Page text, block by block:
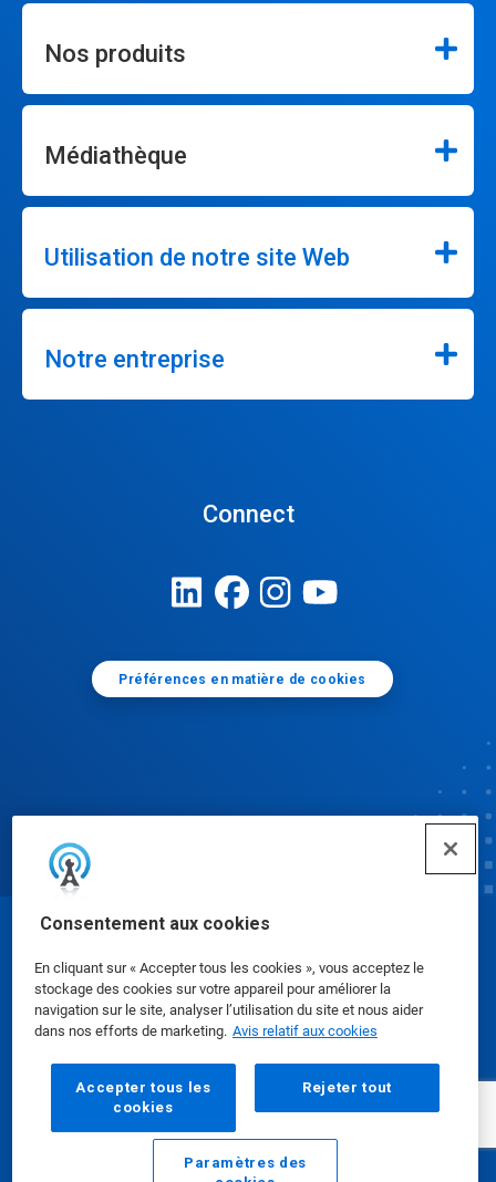
Consentement aux cookies
En cliquant sur « Accepter tous les cookies », vous acceptez le
stockage des cookies sur votre appareil pour améliorer la
navigation sur le site, analyser l’utilisation du site et nous aider
dans nos efforts de marketing. Avis relatif aux cookies
Accepter tous les
cookies
Rejeter tout
Paramètres des
Nos produits
Médiathèque
Utilisation de notre site Web
Notre entreprise
Connect
Préférences en matière de cookies
Fiches signalétiques|Politique de confidentialité
Modalités d'utilisation